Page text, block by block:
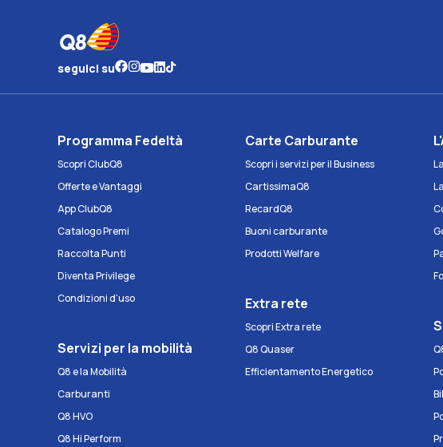
seguici su
Programma Fedeltà
Scopri ClubQ8
Offerte e Vantaggi
App ClubQ8
Catalogo Premi
Raccolta Punti
Diventa Privilege
Condizioni d'uso
Servizi per la mobilità
Q8 e la Mobilità
Carburanti
Q8 HVO
Q8 Hi Perform
Carte Carburante
Scopri i servizi per il Business
CartissimaQ8
RecardQ8
Buoni carburante
Prodotti Welfare
Extra rete
Scopri Extra rete
Q8 Quaser
Efficientamento Energetico